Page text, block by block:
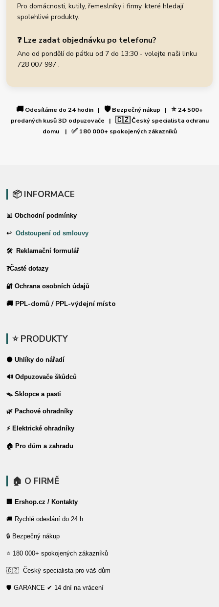
Pro domácnosti, kutily, řemeslníky i firmy, které hledají
spolehlivé produkty.
❓ Lze zadat objednávku po telefonu?
Ano od pondělí do pátku od 7 do 13:30 - volejte naši linku
728 007 997 .
🚚 Odesíláme do 24 hodin | 🛡️Bezpečný nákup | ⭐24 500+
prodaných kusů 3D odpuzovače | 🇨🇿Český specialista ochranu
domu | ✅180 000+ spokojených zákazníků
📦 INFORMACE
📊 Obchodní podmínky
↩Odstoupení od smlouvy
🛠 Reklamační formulář
❓Časté dotazy
🔐 Ochrana osobních údajů
🚚 PPL-domů / PPL-výdejní místo
⭐ PRODUKTY
⚫ Uhlíky do nářadí
🔊 Odpuzovače škůdců
🪤 Sklopce a pasti
🌿 Pachové ohradníky
⚡ Elektrické ohradníky
🏠 Pro dům a zahradu
🏠 O FIRMĚ
🏢 Ershop.cz / Kontakty
🚚 Rychlé odeslání do 24 h
🔒 Bezpečný nákup
⭐ 180 000+ spokojených zákazníků
🇨🇿 Český specialista pro váš dům
🛡️ GARANCE ✔ 14 dní na vrácení